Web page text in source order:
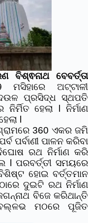
ବିଶ୍ଵନାଥ ବେବର୍ତ୍ତା
ଅଟ୍ଟାଳୀ
ପ୍ରସିଦ୍ଧ ସ୍ଥପତି
ହେଲା l ନିର୍ମାଣ
l
360 ଏକର ଜମି
ପର୍ବାଣୀ ପାଳନ କରିବା
ରଥ ନିର୍ମାଣ କରି
l ପରବର୍ତ୍ତୀ ସମୟରେ
ହୋଇ ବର୍ତ୍ତମାନ
ଦୁଇଟି ରଥ ନିର୍ମାଣ
ବିଜେ କରିଥାନ୍ତି
ବଲ୍ଳଭ ମଠରେ ପୂଜିତ